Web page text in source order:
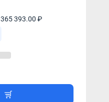
365 393.00 ₽